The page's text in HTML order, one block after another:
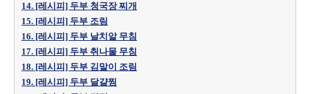
14. [레시피] 두부 청국장 찌개
15. [레시피] 두부 조림
16. [레시피] 두부 날치알 무침
17. [레시피] 두부 취나물 무침
18. [레시피] 두부 김말이 조림
19. [레시피] 두부 달걀찜